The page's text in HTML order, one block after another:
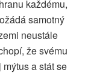
každému,
samotný
neustále
že svému
a stát se